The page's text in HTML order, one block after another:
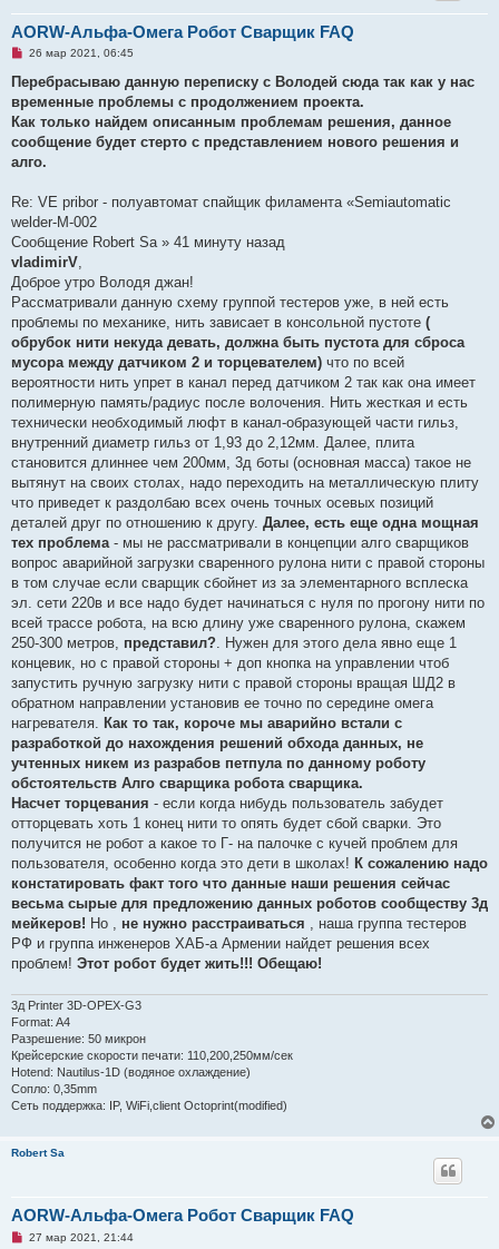
AORW-Альфа-Омега Робот Сварщик FAQ
Н
п
р
о
ч
т
а
о
с
о
б
щ
н
и
26 мар 2021, 06:45
Перебрасываю данную переписку с Володей сюда так как у нас
временные проблемы с продолжением проекта.
Как только найдем описанным проблемам решения, данное
сообщение будет стерто с представлением нового решения и
алго.
Re: VE pribor - полуавтомат спайщик филамента «Semiautomatic
welder-M-002
Сообщение Robert Sa » 41 минуту назад
vladimirV,
Доброе утро Володя джан!
Рассматривали данную схему группой тестеров уже, в ней есть
проблемы по механике, нить зависает в консольной пустоте (
обрубок нити некуда девать, должна быть пустота для сброса
мусора между датчиком 2 и торцевателем) что по всей
вероятности нить упрет в канал перед датчиком 2 так как она имеет
полимерную память/радиус после волочения. Нить жесткая и есть
технически необходимый люфт в канал-образующей части гильз,
внутренний диаметр гильз от 1,93 до 2,12мм. Далее, плита
становится длиннее чем 200мм, 3д боты (основная масса) такое не
вытянут на своих столах, надо переходить на металлическую плиту
что приведет к раздолбаю всех очень точных осевых позиций
деталей друг по отношению к другу. Далее, есть еще одна мощная
тех проблема- мы не рассматривали в концепции алго сварщиков
вопрос аварийной загрузки сваренного рулона нити с правой стороны
в том случае если сварщик сбойнет из за элементарного всплеска
эл. сети 220в и все надо будет начинаться с нуля по прогону нити по
всей трассе робота, на всю длину уже сваренного рулона, скажем
250-300 метров, представил?. Нужен для этого дела явно еще 1
концевик, но с правой стороны + доп кнопка на управлении чтоб
запустить ручную загрузку нити с правой стороны вращая ШД2 в
обратном направлении установив ее точно по середине омега
нагревателя. Как то так, короче мы аварийно встали с
разработкой до нахождения решений обхода данных, не
учтенных никем из разрабов петпула по данному роботу
обстоятельств Алго сварщика робота сварщика.
Насчет торцевания - если когда нибудь пользователь забудет
отторцевать хоть 1 конец нити то опять будет сбой сварки. Это
получится не робот а какое то Г- на палочке с кучей проблем для
пользователя, особенно когда это дети в школах! К сожалению надо
констатировать факт того что данные наши решения сейчас
весьма сырые для предложению данных роботов сообществу 3д
мейкеров! Но , не нужно расстраиваться , наша группа тестеров
РФ и группа инженеров ХАБ-а Армении найдет решения всех
проблем! Этот робот будет жить!!! Обещаю!
3д Printer 3D-OPEX-G3
Format: A4
Разрешение: 50 микрон
Крейсерские скорости печати: 110,200,250мм/сек
Hotend: Nautilus-1D (водяное охлаждение)
Сопло: 0,35mm
Сеть поддержка: IP, WiFi,client Octoprint(modified)
Robert Sa
AORW-Альфа-Омега Робот Сварщик FAQ
Н27 мар 2021, 21:44